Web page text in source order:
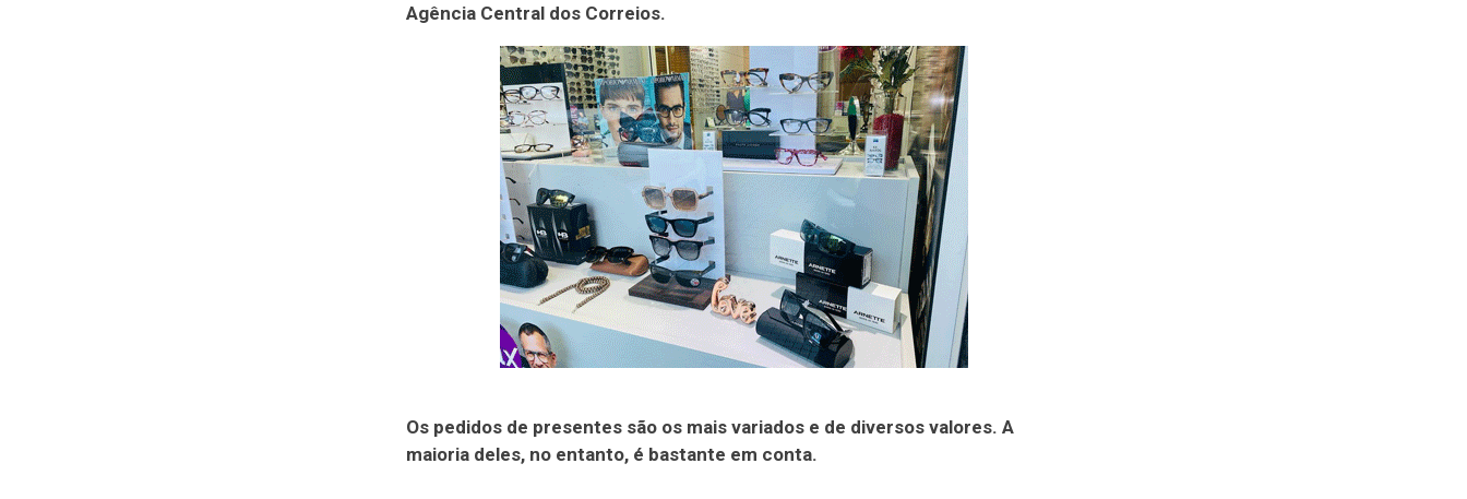
Agência Central dos Correios.
Os pedidos de presentes são os mais variados e de diversos valores. A
maioria deles, no entanto, é bastante em conta.